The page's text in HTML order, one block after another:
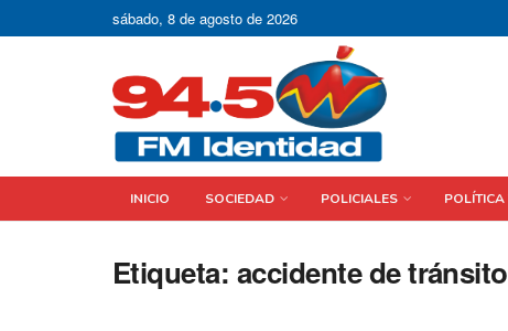
sábado, 8 de agosto de 2026
INICIO SOCIEDAD POLICIALES
Etiqueta: accidente de tránsito